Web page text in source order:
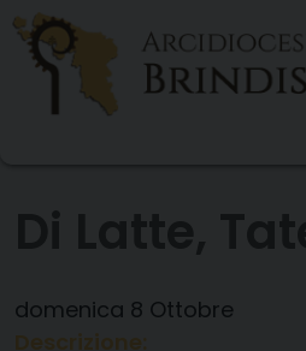
Skip
content
domenica 8 Ottobre